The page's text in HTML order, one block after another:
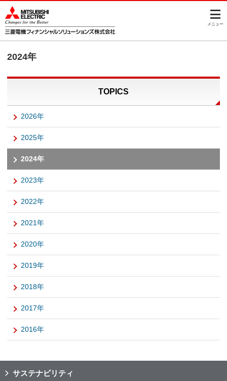
メニュー
2024年
TOPICS
2026年
2025年
2024年
2023年
2022年
2021年
2020年
2019年
2018年
2017年
2016年
サステナビリティ